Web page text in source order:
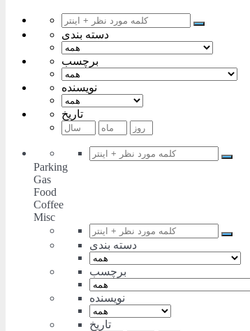
دسته بندی
برچسب
نویسنده
تاریخ
Parking
Gas
Food
Coffee
Misc
دسته بندی
برچسب
نویسنده
تاریخ